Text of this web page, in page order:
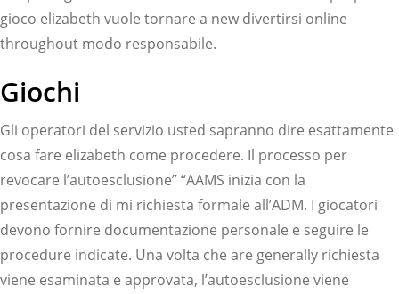
gioco elizabeth vuole tornare a new divertirsi online
throughout modo responsabile.
Giochi
Gli operatori del servizio usted sapranno dire esattamente
cosa fare elizabeth come procedere. Il processo per
revocare l’autoesclusione” “AAMS inizia con la
presentazione di mi richiesta formale all’ADM. I giocatori
devono fornire documentazione personale e seguire le
procedure indicate. Una volta che are generally richiesta
viene esaminata e approvata, l’autoesclusione viene